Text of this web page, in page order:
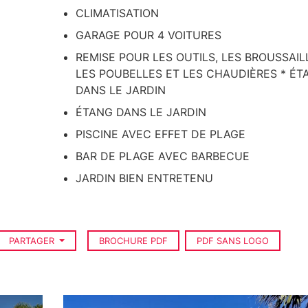
CLIMATISATION
GARAGE POUR 4 VOITURES
REMISE POUR LES OUTILS, LES
LES POUBELLES ET LES CHAUDIÈRES *
DANS LE JARDIN
ÉTANG DANS LE JARDIN
PISCINE AVEC EFFET DE PLAGE
BAR DE PLAGE AVEC BARBECUE
JARDIN BIEN ENTRETENU
PARTAGER BROCHURE PDF PDF SANS LOGO